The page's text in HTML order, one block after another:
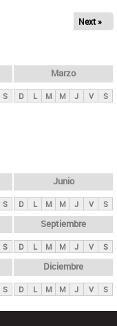
Next »
S
Marzo
D L M M J V S
S
Junio
D L M M J V S
S
Septiembre
D L M M J V S
S
Diciembre
D L M M J V S